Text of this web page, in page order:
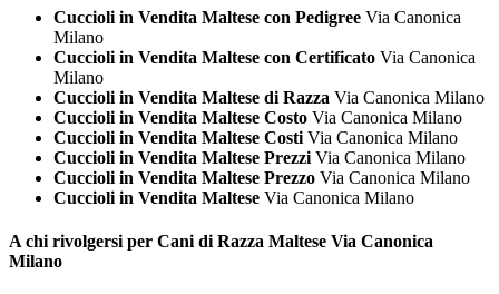
Cuccioli in Vendita Maltese con Pedigree Via Canonica
Milano
Cuccioli in Vendita Maltese con Certificato Via Canonica
Milano
Cuccioli in Vendita Maltese di Razza Via Canonica Milano
Cuccioli in Vendita Maltese Costo Via Canonica Milano
Cuccioli in Vendita Maltese Costi Via Canonica Milano
Cuccioli in Vendita Maltese Prezzi Via Canonica Milano
Cuccioli in Vendita Maltese Prezzo Via Canonica Milano
Cuccioli in Vendita Maltese Via Canonica Milano
A chi rivolgersi per Cani di Razza Maltese Via Canonica
Milano